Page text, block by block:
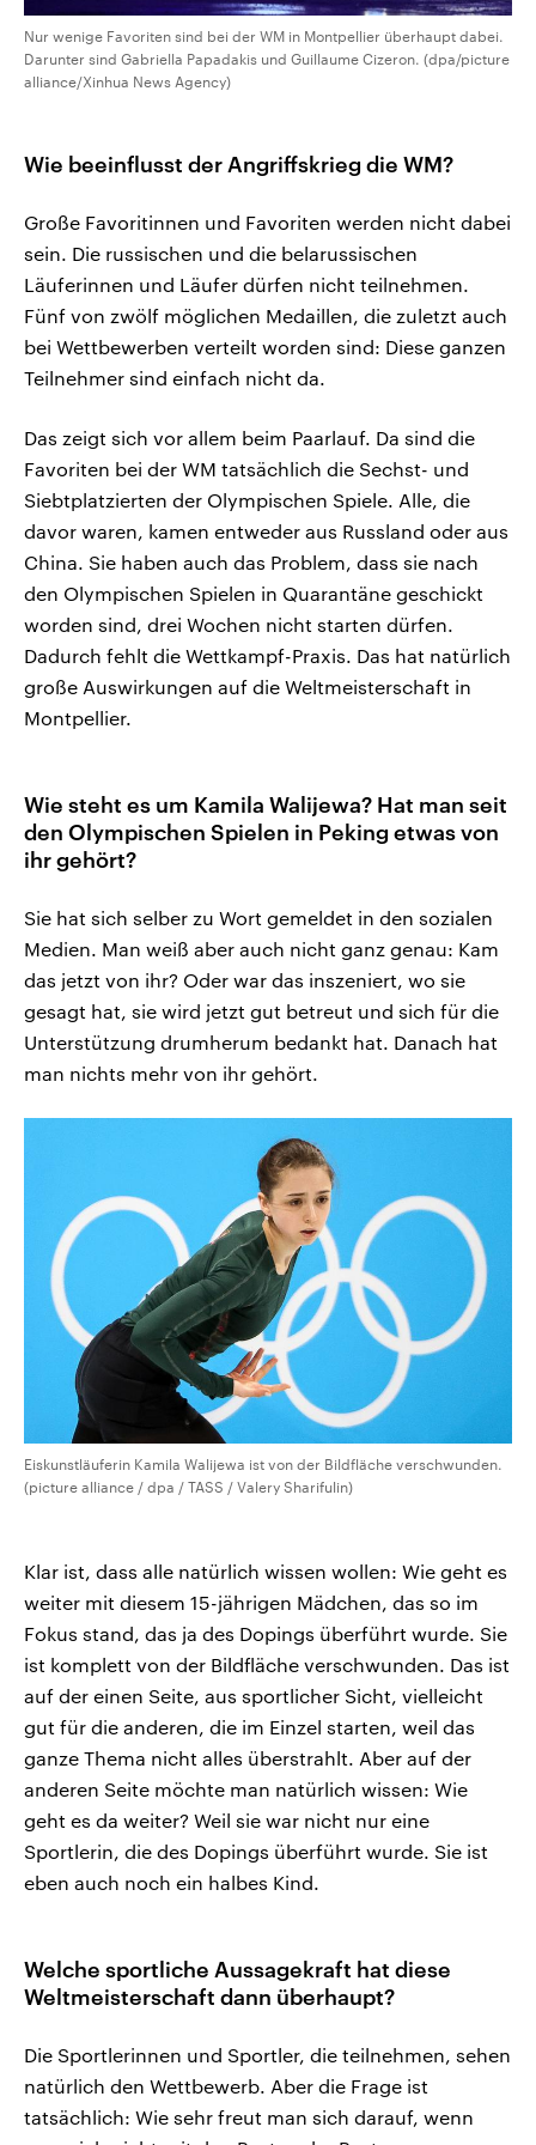
Nur wenige Favoriten sind bei der WM in Montpellier überhaupt dabei.
Darunter sind Gabriella Papadakis und Guillaume Cizeron. (dpa/picture
alliance/Xinhua News Agency)
Wie beeinflusst der Angriffskrieg die WM?
Große Favoritinnen und Favoriten werden nicht dabei
sein. Die russischen und die belarussischen
Läuferinnen und Läufer dürfen nicht teilnehmen.
Fünf von zwölf möglichen Medaillen, die zuletzt auch
bei Wettbewerben verteilt worden sind: Diese ganzen
Teilnehmer sind einfach nicht da.
Das zeigt sich vor allem beim Paarlauf. Da sind die
Favoriten bei der WM tatsächlich die Sechst- und
Siebtplatzierten der Olympischen Spiele. Alle, die
davor waren, kamen entweder aus Russland oder aus
China. Sie haben auch das Problem, dass sie nach
den Olympischen Spielen in Quarantäne geschickt
worden sind, drei Wochen nicht starten dürfen.
Dadurch fehlt die Wettkampf-Praxis. Das hat natürlich
große Auswirkungen auf die Weltmeisterschaft in
Montpellier.
Wie steht es um Kamila Walijewa? Hat man seit
den Olympischen Spielen in Peking etwas von
ihr gehört?
Sie hat sich selber zu Wort gemeldet in den sozialen
Medien. Man weiß aber auch nicht ganz genau: Kam
das jetzt von ihr? Oder war das inszeniert, wo sie
gesagt hat, sie wird jetzt gut betreut und sich für die
Unterstützung drumherum bedankt hat. Danach hat
man nichts mehr von ihr gehört.
Eiskunstläuferin Kamila Walijewa ist von der Bildfläche verschwunden.
(picture alliance / dpa / TASS / Valery Sharifulin)
Klar ist, dass alle natürlich wissen wollen: Wie geht es
weiter mit diesem 15-jährigen Mädchen, das so im
Fokus stand, das ja des Dopings überführt wurde. Sie
ist komplett von der Bildfläche verschwunden. Das ist
auf der einen Seite, aus sportlicher Sicht, vielleicht
gut für die anderen, die im Einzel starten, weil das
ganze Thema nicht alles überstrahlt. Aber auf der
anderen Seite möchte man natürlich wissen: Wie
geht es da weiter? Weil sie war nicht nur eine
Sportlerin, die des Dopings überführt wurde. Sie ist
eben auch noch ein halbes Kind.
Welche sportliche Aussagekraft hat diese
Weltmeisterschaft dann überhaupt?
Die Sportlerinnen und Sportler, die teilnehmen, sehen
natürlich den Wettbewerb. Aber die Frage ist
tatsächlich: Wie sehr freut man sich darauf, wenn